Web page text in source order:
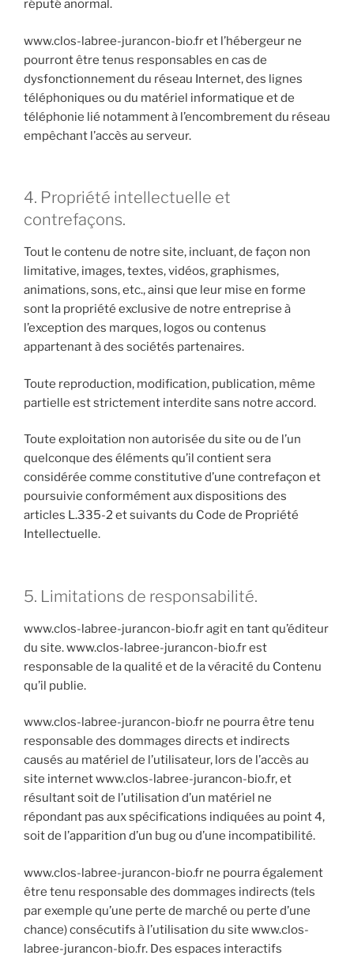
réputé anormal.
www.clos-labree-jurancon-bio.fr et l’hébergeur ne
pourront être tenus responsables en cas de
dysfonctionnement du réseau Internet, des lignes
téléphoniques ou du matériel informatique et de
téléphonie lié notamment à l’encombrement du réseau
empêchant l’accès au serveur.
4. Propriété intellectuelle et
contrefaçons.
Tout le contenu de notre site, incluant, de façon non
limitative, images, textes, vidéos, graphismes,
animations, sons, etc., ainsi que leur mise en forme
sont la propriété exclusive de notre entreprise à
l’exception des marques, logos ou contenus
appartenant à des sociétés partenaires.
Toute reproduction, modification, publication, même
partielle est strictement interdite sans notre accord.
Toute exploitation non autorisée du site ou de l’un
quelconque des éléments qu’il contient sera
considérée comme constitutive d’une contrefaçon et
poursuivie conformément aux dispositions des
articles L.335-2 et suivants du Code de Propriété
Intellectuelle.
5. Limitations de responsabilité.
www.clos-labree-jurancon-bio.fr agit en tant qu’éditeur
du site. www.clos-labree-jurancon-bio.fr est
responsable de la qualité et de la véracité du Contenu
qu’il publie.
www.clos-labree-jurancon-bio.fr ne pourra être tenu
responsable des dommages directs et indirects
causés au matériel de l’utilisateur, lors de l’accès au
site internet www.clos-labree-jurancon-bio.fr, et
résultant soit de l’utilisation d’un matériel ne
répondant pas aux spécifications indiquées au point 4,
soit de l’apparition d’un bug ou d’une incompatibilité.
www.clos-labree-jurancon-bio.fr ne pourra également
être tenu responsable des dommages indirects (tels
par exemple qu’une perte de marché ou perte d’une
chance) consécutifs à l’utilisation du site www.clos-
labree-jurancon-bio.fr. Des espaces interactifs